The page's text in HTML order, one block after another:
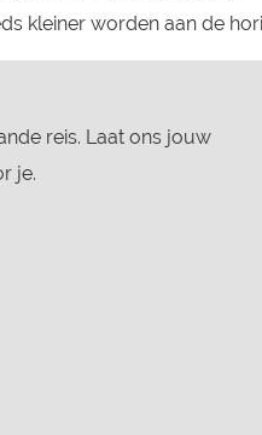
kleiner worden aan de
reis. Laat ons jouw
je.